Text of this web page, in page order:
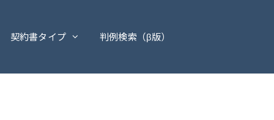
契約書タイプ 判例検索（β版）